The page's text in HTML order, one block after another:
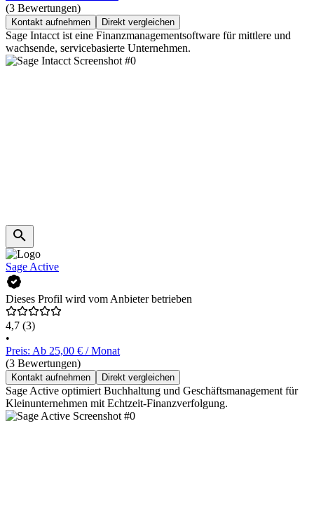
(3 Bewertungen)
Kontakt aufnehmen Direkt vergleichen
Sage Intacct ist eine Finanzmanagementsoftware für mittlere und
wachsende, servicebasierte Unternehmen.
Sage Active
Dieses Profil wird vom Anbieter betrieben
4,7 (3)
•
Preis: Ab 25,00 € / Monat
(3 Bewertungen)
Kontakt aufnehmen Direkt vergleichen
Sage Active optimiert Buchhaltung und Geschäftsmanagement für
Kleinunternehmen mit Echtzeit-Finanzverfolgung.